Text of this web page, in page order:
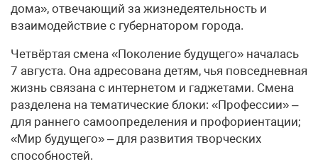
дома», отвечающий за жизнедеятельность и
взаимодействие с губернатором города.
Четвёртая смена «Поколение будущего» началась
7 августа. Она адресована детям, чья повседневная
жизнь связана с интернетом и гаджетами. Смена
разделена на тематические блоки: «Профессии» –
для раннего самоопределения и профориентации;
«Мир будущего» – для развития творческих
способностей.